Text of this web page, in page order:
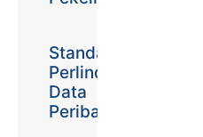
Standard
Perlindungan
Data
Peribadi